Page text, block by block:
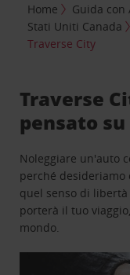
Home Guida con
Stati Uniti Canada
Traverse City
Traverse
pensato
Noleggiare un'auto
perché desideriamo
quel senso di
porterà il tuo
mondo.